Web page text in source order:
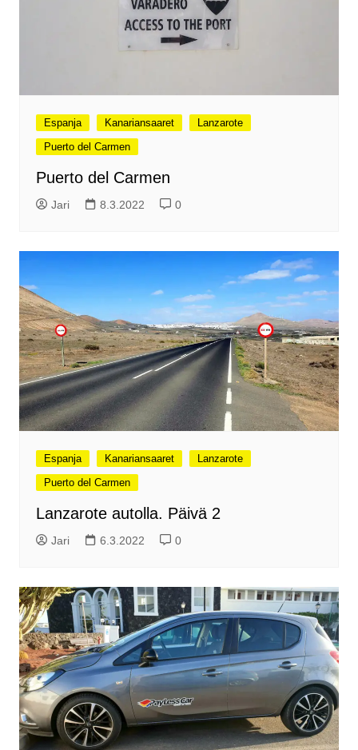
Espanja Kanariansaaret
Lanzarote
Puerto del Carmen
Puerto del Carmen
Jari 8.3.2022 0
Espanja Kanariansaaret
Lanzarote
Puerto del Carmen
Lanzarote autolla. Päivä 2
Jari 6.3.2022 0